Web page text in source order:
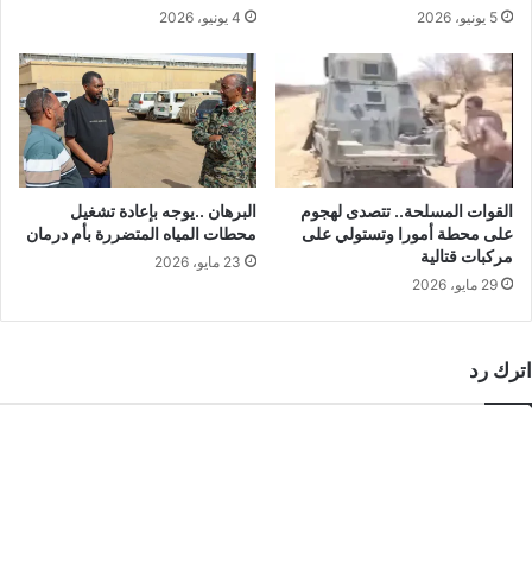
5 يونيو، 2026 4 يونيو، 2026
القوات المسلحة.. تتصدى لهجوم
على محطة أمورا وتستولي على
مركبات قتالية
29 مايو، 2026
البرهان ..يوجه بإعادة تشغيل
محطات المياه المتضررة بأم درمان
23 مايو، 2026
اترك رد